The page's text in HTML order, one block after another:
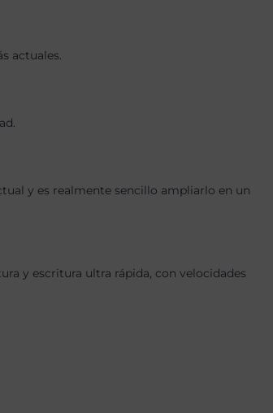
actuales.
y es realmente sencillo ampliarlo en un
y escritura ultra rápida, con velocidades